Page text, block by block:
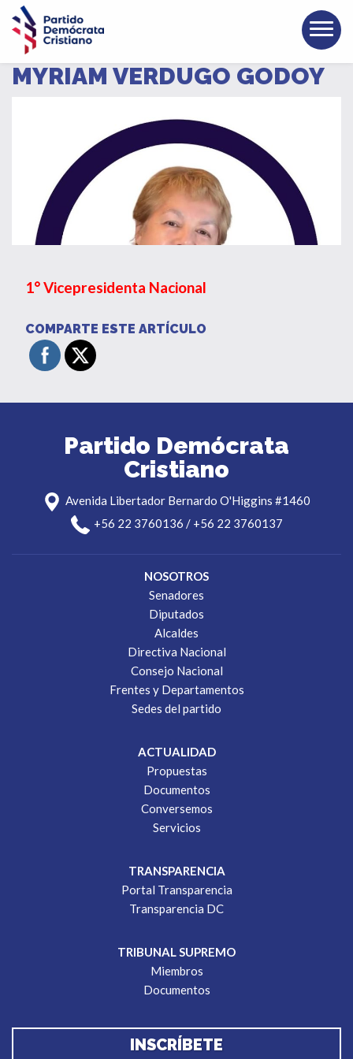
MYRIAM VERDUGO GODOY
1° Vicepresidenta Nacional
COMPARTE ESTE ARTÍCULO
Partido Demócrata
Cristiano
Avenida Libertador Bernardo O'Higgins #1460
+56 22 3760136 / +56 22 3760137
NOSOTROS
Senadores
Diputados
Alcaldes
Directiva Nacional
Consejo Nacional
Frentes y Departamentos
Sedes del partido
ACTUALIDAD
Propuestas
Documentos
Conversemos
Servicios
TRANSPARENCIA
Portal Transparencia
Transparencia DC
TRIBUNAL SUPREMO
Miembros
Documentos
INSCRÍBETE